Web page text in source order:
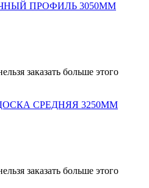
ПРОФИЛЬ 3050ММ
заказать больше этого
ДОСКА СРЕДНЯЯ 3250ММ
заказать больше этого